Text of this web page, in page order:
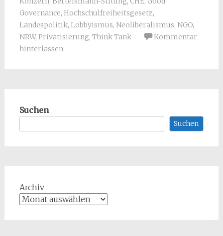
Governance, Hochschulfreiheitsgesetz,
Landespolitik, Lobbyismus, Neoliberalismus, NGO,
NRW, Privatisierung, Think Tank
Kommentar
hinterlassen
Suchen
Suchen
Archiv